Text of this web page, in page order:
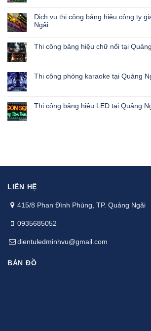
Dịch vụ thi công bảng hiệu công ty
Ngãi
Thi công bảng hiệu chữ nổi tại
Thi công phòng karaoke tại Quảng
Thi công bảng hiệu LED tại Quảng
LIÊN HỆ
415/8 Phan Đình Phùng, TP. Quảng Ngãi
0935685052
dientuledminhvu@gmail.com
BẢN ĐỒ